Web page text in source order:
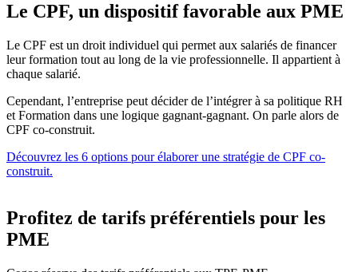
Le CPF, un dispositif favorable aux PME
Le CPF est un droit individuel qui permet aux salariés de financer
leur formation tout au long de la vie professionnelle. Il appartient à
chaque salarié.
Cependant, l’entreprise peut décider de l’intégrer à sa politique RH
et Formation dans une logique gagnant-gagnant. On parle alors de
CPF co-construit.
Découvrez les 6 options pour élaborer une stratégie de CPF co-
construit.
Profitez de tarifs préférentiels pour les
PME